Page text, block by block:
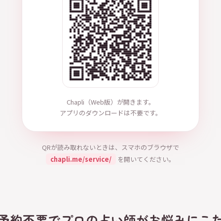
Chapli（Web版）が開きます。
アプリのダウンロードは不要です。
QRが読み取れないときは、スマホのブラウザで
chapli.me/service/
を開いてください。